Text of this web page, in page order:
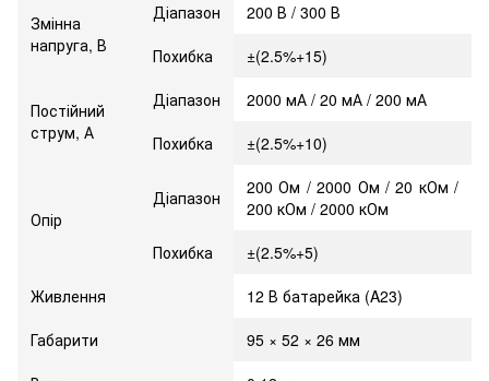
Змінна
напруга, В
Діапазон
200 В / 300 В
Похибка
±(2.5%+15)
Постійний
струм, А
Діапазон
2000 мА / 20 мА / 200 мА
Похибка
±(2.5%+10)
Опір
Діапазон
200 Ом / 2000 Ом / 20 кОм /
200 кОм / 2000 кОм
Похибка
±(2.5%+5)
Живлення
12 В батарейка (A23)
Габарити
95 × 52 × 26 мм